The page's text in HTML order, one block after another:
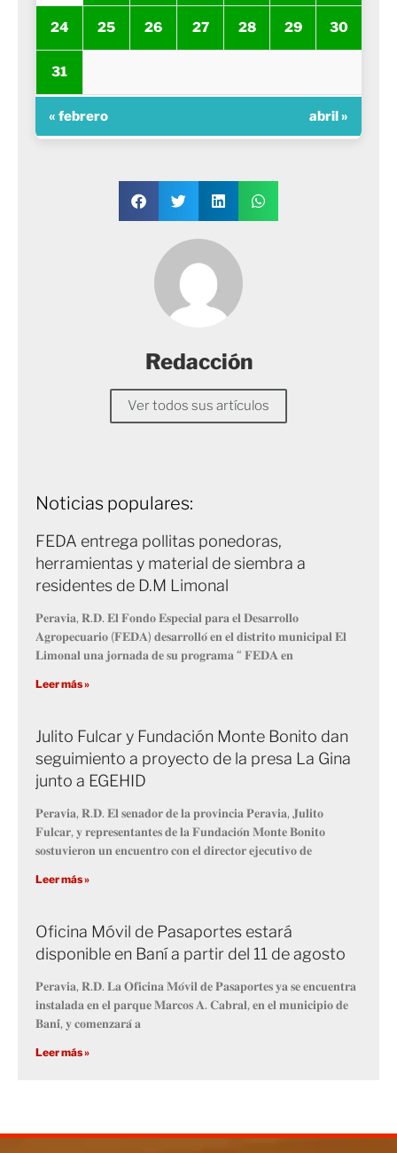
24 25 26 27 28 29 30
31
« febrero abril »
Redacción
Ver todos sus artículos
Noticias populares:
FEDA entrega pollitas ponedoras,
herramientas y material de siembra a
residentes de D.M Limonal
𝐏𝐞𝐫𝐚𝐯𝐢𝐚, 𝐑.𝐃. 𝐄𝐥 𝐅𝐨𝐧𝐝𝐨 𝐄𝐬𝐩𝐞𝐜𝐢𝐚𝐥 𝐩𝐚𝐫𝐚 𝐞𝐥 𝐃𝐞𝐬𝐚𝐫𝐫𝐨𝐥𝐥𝐨
𝐀𝐠𝐫𝐨𝐩𝐞𝐜𝐮𝐚𝐫𝐢𝐨 (𝐅𝐄𝐃𝐀) 𝐝𝐞𝐬𝐚𝐫𝐫𝐨𝐥𝐥𝐨́ 𝐞𝐧 𝐞𝐥 𝐝𝐢𝐬𝐭𝐫𝐢𝐭𝐨 𝐦𝐮𝐧𝐢𝐜𝐢𝐩𝐚𝐥 𝐄𝐥
𝐋𝐢𝐦𝐨𝐧𝐚𝐥 𝐮𝐧𝐚 𝐣𝐨𝐫𝐧𝐚𝐝𝐚 𝐝𝐞 𝐬𝐮 𝐩𝐫𝐨𝐠𝐫𝐚𝐦𝐚 “ 𝐅𝐄𝐃𝐀 𝐞𝐧
Leer más »
Julito Fulcar y Fundación Monte Bonito dan
seguimiento a proyecto de la presa La Gina
junto a EGEHID
𝐏𝐞𝐫𝐚𝐯𝐢𝐚, 𝐑.𝐃. 𝐄𝐥 𝐬𝐞𝐧𝐚𝐝𝐨𝐫 𝐝𝐞 𝐥𝐚 𝐩𝐫𝐨𝐯𝐢𝐧𝐜𝐢𝐚 𝐏𝐞𝐫𝐚𝐯𝐢𝐚, 𝐉𝐮𝐥𝐢𝐭𝐨
𝐅𝐮𝐥𝐜𝐚𝐫, 𝐲 𝐫𝐞𝐩𝐫𝐞𝐬𝐞𝐧𝐭𝐚𝐧𝐭𝐞𝐬 𝐝𝐞 𝐥𝐚 𝐅𝐮𝐧𝐝𝐚𝐜𝐢𝐨́𝐧 𝐌𝐨𝐧𝐭𝐞 𝐁𝐨𝐧𝐢𝐭𝐨
𝐬𝐨𝐬𝐭𝐮𝐯𝐢𝐞𝐫𝐨𝐧 𝐮𝐧 𝐞𝐧𝐜𝐮𝐞𝐧𝐭𝐫𝐨 𝐜𝐨𝐧 𝐞𝐥 𝐝𝐢𝐫𝐞𝐜𝐭𝐨𝐫 𝐞𝐣𝐞𝐜𝐮𝐭𝐢𝐯𝐨 𝐝𝐞
Leer más »
Oficina Móvil de Pasaportes estará
disponible en Baní a partir del 11 de agosto
𝐏𝐞𝐫𝐚𝐯𝐢𝐚, 𝐑.𝐃. 𝐋𝐚 𝐎𝐟𝐢𝐜𝐢𝐧𝐚 𝐌𝐨́𝐯𝐢𝐥 𝐝𝐞 𝐏𝐚𝐬𝐚𝐩𝐨𝐫𝐭𝐞𝐬 𝐲𝐚 𝐬𝐞 𝐞𝐧𝐜𝐮𝐞𝐧𝐭𝐫𝐚
𝐢𝐧𝐬𝐭𝐚𝐥𝐚𝐝𝐚 𝐞𝐧 𝐞𝐥 𝐩𝐚𝐫𝐪𝐮𝐞 𝐌𝐚𝐫𝐜𝐨𝐬 𝐀. 𝐂𝐚𝐛𝐫𝐚𝐥, 𝐞𝐧 𝐞𝐥 𝐦𝐮𝐧𝐢𝐜𝐢𝐩𝐢𝐨 𝐝𝐞
𝐁𝐚𝐧𝐢́, 𝐲 𝐜𝐨𝐦𝐞𝐧𝐳𝐚𝐫𝐚́ 𝐚
Leer más »